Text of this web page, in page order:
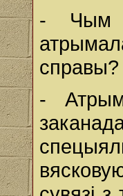
- Чым
справы?
-